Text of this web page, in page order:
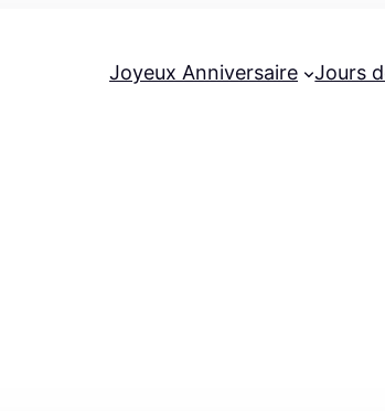
Joyeux Anniversaire Jours